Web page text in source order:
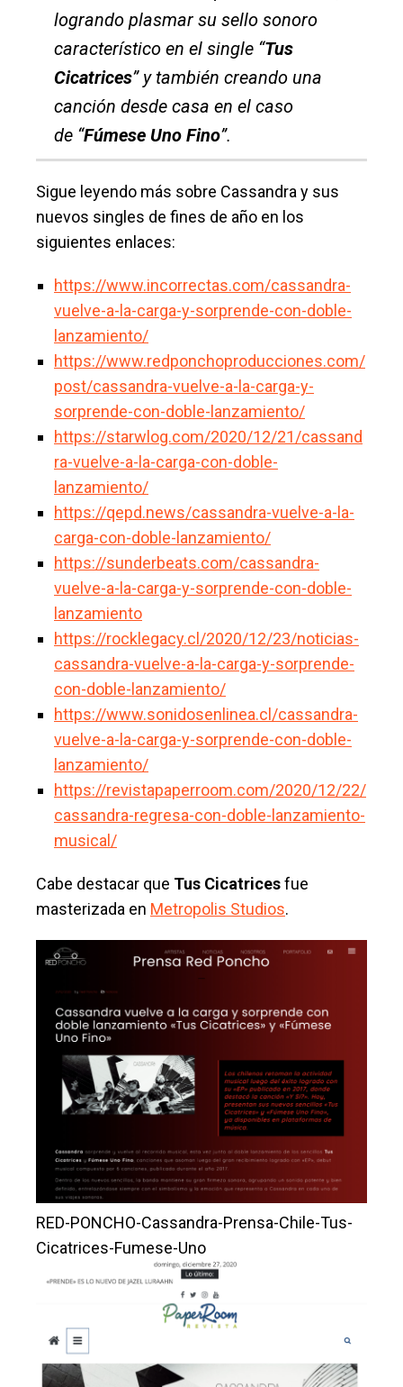
logrando plasmar su sello sonoro
característico en el single “Tus
Cicatrices” y también creando una
canción desde casa en el caso
de “Fúmese Uno Fino”.
Sigue leyendo más sobre Cassandra y sus
nuevos singles de fines de año en los
siguientes enlaces:
https://www.incorrectas.com/cassandra-
vuelve-a-la-carga-y-sorprende-con-doble-
lanzamiento/
https://www.redponchoproducciones.com/
post/cassandra-vuelve-a-la-carga-y-
sorprende-con-doble-lanzamiento/
https://starwlog.com/2020/12/21/cassand
ra-vuelve-a-la-carga-con-doble-
lanzamiento/
https://qepd.news/cassandra-vuelve-a-la-
carga-con-doble-lanzamiento/
https://sunderbeats.com/cassandra-
vuelve-a-la-carga-y-sorprende-con-doble-
lanzamiento
https://rocklegacy.cl/2020/12/23/noticias-
cassandra-vuelve-a-la-carga-y-sorprende-
con-doble-lanzamiento/
https://www.sonidosenlinea.cl/cassandra-
vuelve-a-la-carga-y-sorprende-con-doble-
lanzamiento/
https://revistapaperroom.com/2020/12/22/
cassandra-regresa-con-doble-lanzamiento-
musical/
Cabe destacar que Tus Cicatricesfue
masterizada en Metropolis Studios.
RED-PONCHO-Cassandra-Prensa-Chile-Tus-
Cicatrices-Fumese-Uno